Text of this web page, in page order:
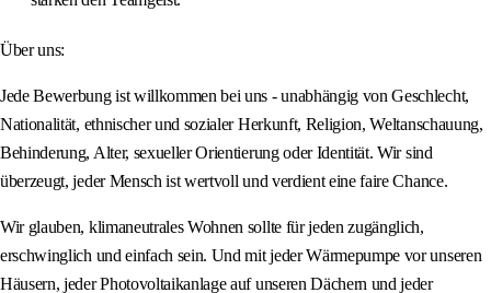
Über uns:
Jede Bewerbung ist willkommen bei uns - unabhängig von Geschlecht,
Nationalität, ethnischer und sozialer Herkunft, Religion, Weltanschauung,
Behinderung, Alter, sexueller Orientierung oder Identität. Wir sind
überzeugt, jeder Mensch ist wertvoll und verdient eine faire Chance.
Wir glauben, klimaneutrales Wohnen sollte für jeden zugänglich,
erschwinglich und einfach sein. Und mit jeder Wärmepumpe vor unseren
Häusern, jeder Photovoltaikanlage auf unseren Dächern und jeder